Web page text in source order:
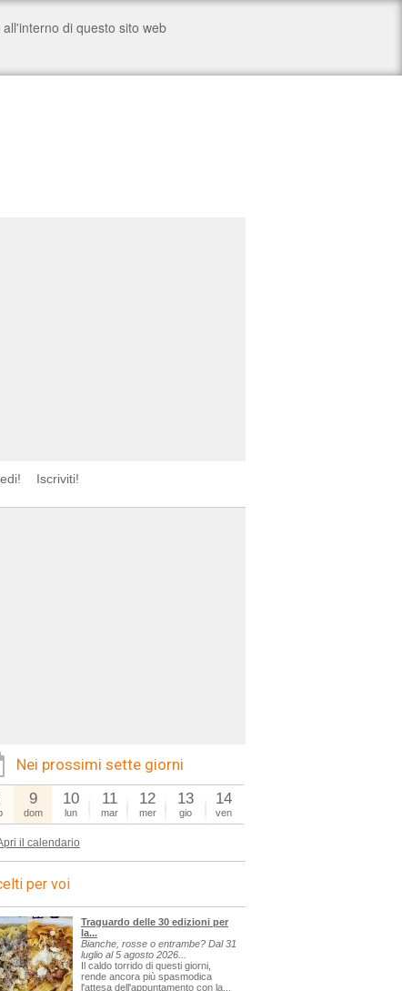
Iscriviti!
Nei prossimi sette giorni
9
dom
10
lun
11
mar
12
mer
13
gio
14
ven
il calendario
per voi
Traguardo delle 30 edizioni per
la...
Bianche, rosse o entrambe? Dal 31
luglio al 5 agosto 2026...
Il caldo torrido di questi giorni,
rende ancora più spasmodica
l'attesa dell'appuntamento con la...